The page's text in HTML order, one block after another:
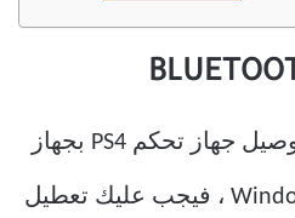
إذا كنت غير قادر على توصيل جهاز تحكم PS4 بجهاز
كمبيوتر يعمل بنظام Windows ، فيجب عليك تعطيل